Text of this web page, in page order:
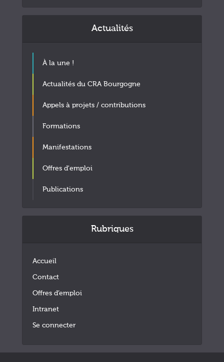
Actualités
À la une !
Actualités du CRA Bourgogne
Appels à projets / contributions
Formations
Manifestations
Offres d'emploi
Publications
Rubriques
Accueil
Contact
Offres d’emploi
Intranet
Se connecter